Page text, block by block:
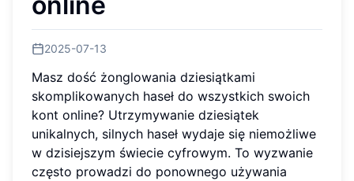
2025-07-13
Masz dość żonglowania dziesiątkami
skomplikowanych haseł do wszystkich swoich
kont online? Utrzymywanie dziesiątek
unikalnych, silnych haseł wydaje się niemożliwe
w dzisiejszym świecie cyfrowym. To wyzwanie
często prowadzi do ponownego używania